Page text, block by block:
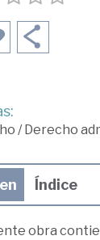
/Derecho
Índice
obra